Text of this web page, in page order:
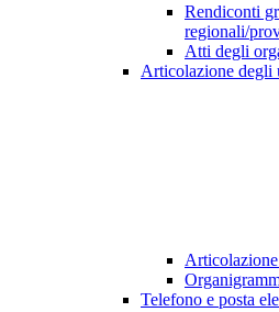
Rendiconti
regionali/
Atti degli
Articolazione degli
Telefono e posta